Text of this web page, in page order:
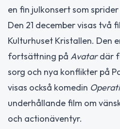
en fin julkonsert som
Den 21 december visas två
Kulturhuset Kristallen. Den
fortsättning på Avatardär
sorg och nya konflikter på
visas också komedin
underhållande film om
och actionäventyr.